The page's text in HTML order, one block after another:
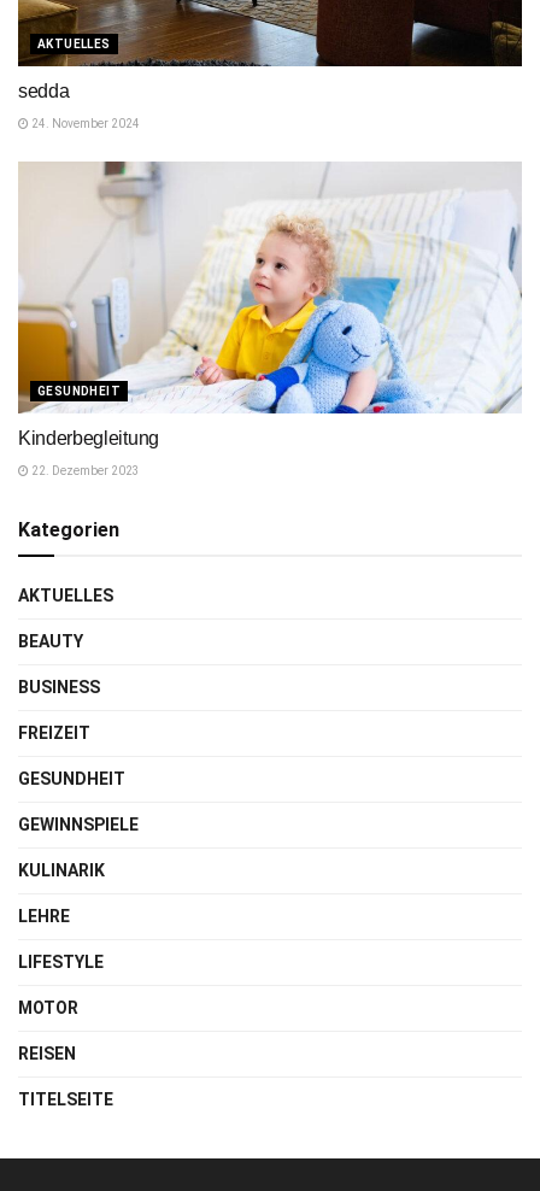
AKTUELLES
sedda
24. November 2024
GESUNDHEIT
Kinderbegleitung
22. Dezember 2023
Kategorien
AKTUELLES
BEAUTY
BUSINESS
FREIZEIT
GESUNDHEIT
GEWINNSPIELE
KULINARIK
LEHRE
LIFESTYLE
MOTOR
REISEN
TITELSEITE